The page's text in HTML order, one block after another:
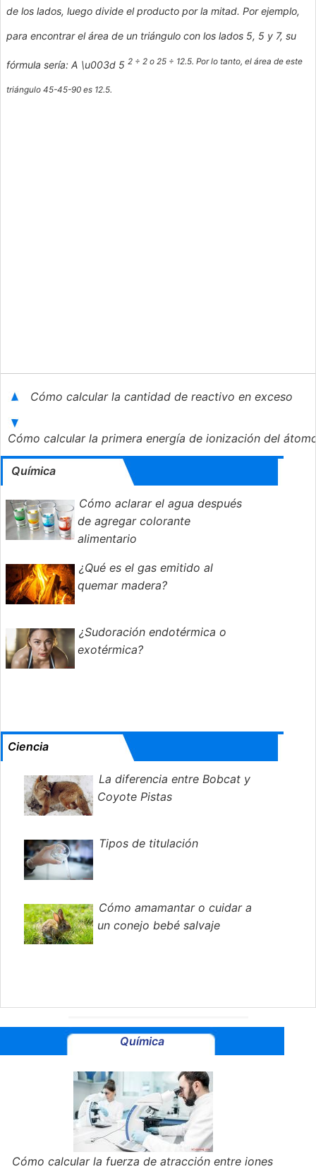
de los lados, luego divide el producto por la mitad. Por ejemplo,
para encontrar el área de un triángulo con los lados 5, 5 y 7, su
fórmula sería: A \u003d 5 2 ÷ 2 o 25 ÷ 12.5. Por lo tanto, el área de este
triángulo 45-45-90 es 12.5.
Cómo calcular la cantidad de reactivo en exceso
Cómo calcular la primera energía de ionización del
Química
Cómo aclarar el agua después
de agregar colorante
alimentario
¿Qué es el gas emitido al
quemar madera?
¿Sudoración endotérmica o
exotérmica?
Ciencia
La diferencia entre Bobcat y
Coyote Pistas
Tipos de titulación
Cómo amamantar o cuidar a
un conejo bebé salvaje
Química
Cómo calcular la fuerza de atracción entre iones